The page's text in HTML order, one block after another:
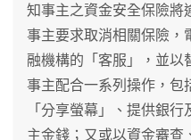
知事主之資金安全保險將
事主要求取消相關保險，
融機構的「客服」，並以
事主配合一系列操作，包
「分享螢幕」、提供銀
主金錢；又或以資金審查